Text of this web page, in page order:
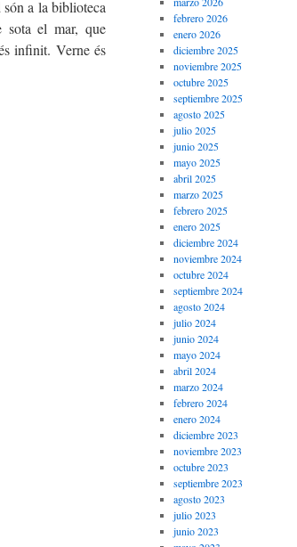
a la biblioteca
sota el mar, que
infinit. Verne és
febrero 2026
enero 2026
diciembre 2025
noviembre 2025
octubre 2025
septiembre 2025
agosto 2025
julio 2025
junio 2025
mayo 2025
abril 2025
marzo 2025
febrero 2025
enero 2025
diciembre 2024
noviembre 2024
octubre 2024
septiembre 2024
agosto 2024
julio 2024
junio 2024
mayo 2024
abril 2024
marzo 2024
febrero 2024
enero 2024
diciembre 2023
noviembre 2023
octubre 2023
septiembre 2023
agosto 2023
julio 2023
junio 2023